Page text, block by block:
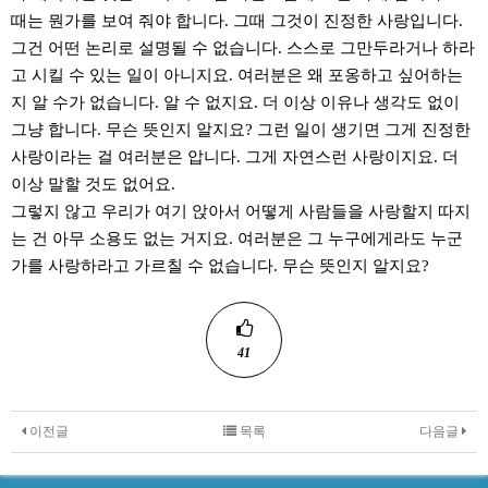
때는 뭔가를 보여 줘야 합니다. 그때 그것이 진정한 사랑입니다.
그건 어떤 논리로 설명될 수 없습니다. 스스로 그만두라거나 하라
고 시킬 수 있는 일이 아니지요. 여러분은 왜 포옹하고 싶어하는
지 알 수가 없습니다. 알 수 없지요. 더 이상 이유나 생각도 없이
그냥 합니다. 무슨 뜻인지 알지요? 그런 일이 생기면 그게 진정한
사랑이라는 걸 여러분은 압니다. 그게 자연스런 사랑이지요. 더
이상 말할 것도 없어요.
그렇지 않고 우리가 여기 앉아서 어떻게 사람들을 사랑할지 따지
는 건 아무 소용도 없는 거지요. 여러분은 그 누구에게라도 누군
가를 사랑하라고 가르칠 수 없습니다. 무슨 뜻인지 알지요?
41
이전글 다음글
목록